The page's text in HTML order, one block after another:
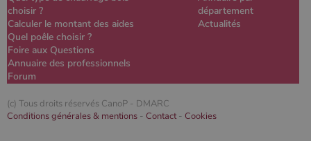
choisir ?
Calculer le montant des aides
Quel poêle choisir ?
Foire aux Questions
Annuaire des professionnels
Forum
département
Actualités
(c) Tous droits réservés CanoP - DMARC
Conditions générales & mentions - Contact- Cookies